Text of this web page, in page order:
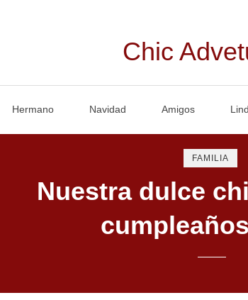
Chic
Hermano Navidad Amigos
FAMILIA
Nuestra dulce